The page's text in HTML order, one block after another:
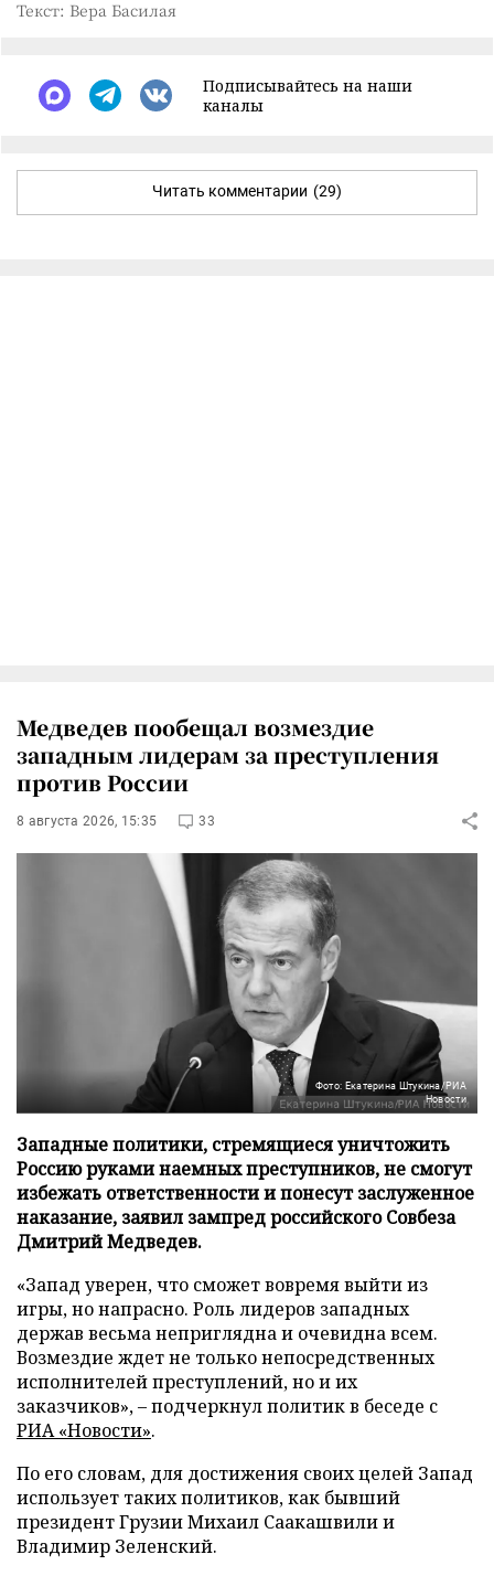
Текст: Вера Басилая
Подписывайтесь на наши
каналы
Читать комментарии (29)
Медведев пообещал возмездие
западным лидерам за преступления
против России
8 августа 2026, 15:35 33
Фото: Екатерина Штукина/РИА
Новости
Западные политики, стремящиеся уничтожить
Россию руками наемных преступников, не смогут
избежать ответственности и понесут заслуженное
наказание, заявил зампред российского Совбеза
Дмитрий Медведев.
«Запад уверен, что сможет вовремя выйти из
игры, но напрасно. Роль лидеров западных
держав весьма неприглядна и очевидна всем.
Возмездие ждет не только непосредственных
исполнителей преступлений, но и их
заказчиков», – подчеркнул политик в беседе с
РИА «Новости».
По его словам, для достижения своих целей Запад
использует таких политиков, как бывший
президент Грузии Михаил Саакашвили и
Владимир Зеленский.